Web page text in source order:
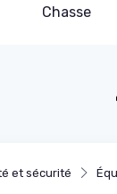
Chasse
et sécurité